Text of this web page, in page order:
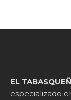
EL
especializado